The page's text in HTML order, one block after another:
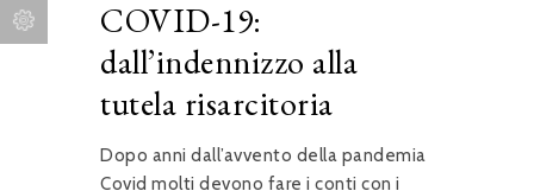
COVID-19:
dall’indennizzo alla
tutela risarcitoria
Dopo anni dall’avvento della pandemia
Covid molti devono fare i conti con i